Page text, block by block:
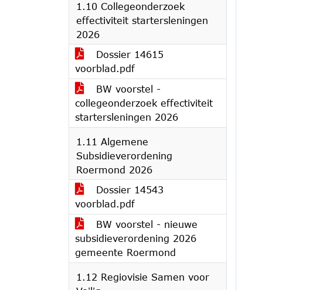
1.10 Collegeonderzoek
effectiviteit startersleningen
2026
Dossier 14615
voorblad.pdf
BW voorstel -
collegeonderzoek effectiviteit
startersleningen 2026
1.11 Algemene
Subsidieverordening
Roermond 2026
Dossier 14543
voorblad.pdf
BW voorstel - nieuwe
subsidieverordening 2026
gemeente Roermond
1.12 Regiovisie Samen voor